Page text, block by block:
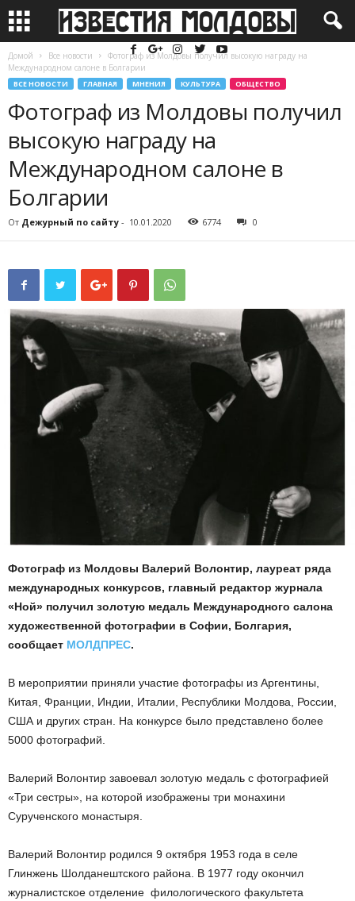
Домой Все новости
Фотограф из Молдовы получил высокую награду на
Международном салоне в Болгарии
ВСЕ НОВОСТИ ГЛАВНАЯ МНЕНИЯ КУЛЬТУРА ОБЩЕСТВО
Фотограф из Молдовы получил
высокую награду на
Международном салоне в
Болгарии
От Дежурный по сайту - 10.01.2020 6774 0
Фотограф из Молдовы Валерий Волонтир, лауреат ряда
международных конкурсов, главный редактор журнала
«Ной» получил золотую медаль Международного салона
художественной фотографии в Софии, Болгария,
сообщает МОЛДПРЕС.
В мероприятии приняли участие фотографы из Аргентины,
Китая, Франции, Индии, Италии, Республики Молдова, России,
США и других стран. На конкурсе было представлено более
5000 фотографий.
Валерий Волонтир завоевал золотую медаль с фотографией
«Три сестры», на которой изображены три монахини
Сурученского монастыря.
Валерий Волонтир родился 9 октября 1953 года в селе
Глинжень Шолданештского района. В 1977 году окончил
журналистское отделение филологического факультета